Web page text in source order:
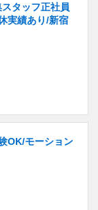
タッフ正社員
実績あり/新宿
OK/モーション